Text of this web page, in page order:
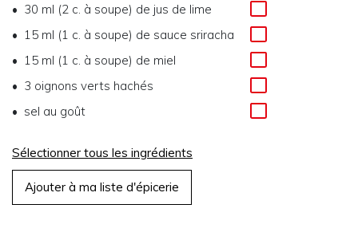
30 ml (2 c. à soupe) de jus de lime
15 ml (1 c. à soupe) de sauce sriracha
15 ml (1 c. à soupe) de miel
3 oignons verts hachés
sel au goût
Sélectionner tous les ingrédients
Ajouter à ma liste d'épicerie